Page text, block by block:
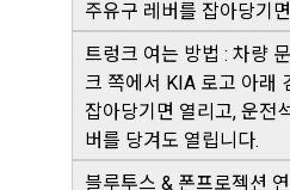
주유구 레버를 잡아당기
트렁크 여는 방법 : 차량
크 쪽에서 KIA 로고 아래
잡아당기면 열리고, 운전
버를 당겨도 열립니다.
블루투스 & 폰프로젝션